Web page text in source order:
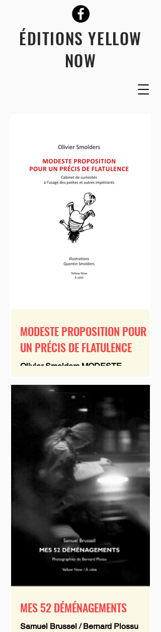
ÉDITIONS YELLOW
NOW
MODESTE PROPOSITION POUR
UN PRÉCIS DE FLATULENCE
Olivier Smolders MODESTE
PROPOSITION POUR UN PRÉCIS
DE FLATULENCE Cabinet de
curiosités à l’usage des poètes et
autres impétrants...
MES 52 DÉMÉNAGEMENTS
Samuel Brussel / Bernard Plossu